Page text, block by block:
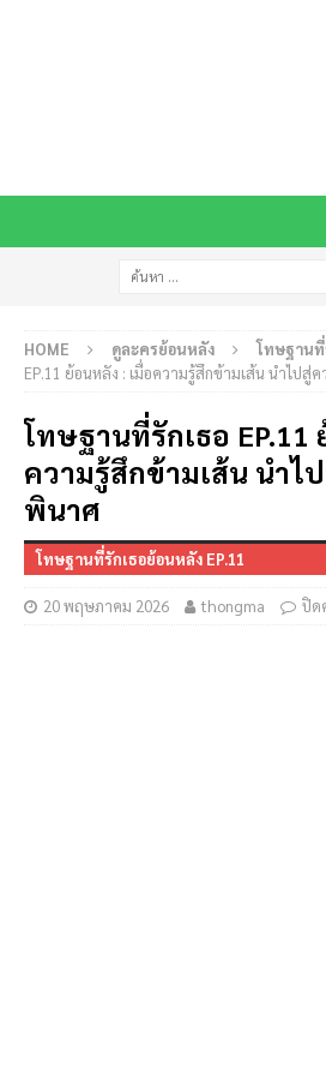
HOME ดูละครย้อนหลัง โทษฐานที่
EP.11 ย้อนหลัง : เมื่อความรู้สึกข้ามเส้น นำไปสู่
โทษฐานที่รักเธอ EP.11
ความรู้สึกข้ามเส้น นำไ
พินาศ
โทษฐานที่รักเธอย้อนหลัง EP.11
20 พฤษภาคม 2026 thongma ปิด